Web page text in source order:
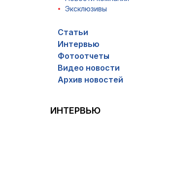
Эксклюзивы
Статьи
Интервью
Фотоотчеты
Видео новости
Архив новостей
ИНТЕРВЬЮ